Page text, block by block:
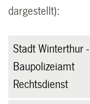
dargestellt):
Stadt Winterthur -
Baupolizeiamt
Rechtsdienst